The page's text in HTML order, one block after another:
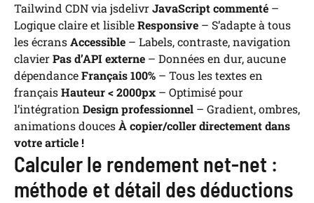
Tailwind CDN via jsdelivrJavaScript commenté –
Logique claire et lisibleResponsive – S’adapte à tous
les écransAccessible – Labels, contraste, navigation
clavierPas d’API externe – Données en dur, aucune
dépendanceFrançais 100% – Tous les textes en
françaisHauteur < 2000px – Optimisé pour
l’intégration Design professionnel – Gradient, ombres,
animations doucesÀ copier/coller directement dans
votre article !
Calculer le rendement net-net :
méthode et détail des déductions